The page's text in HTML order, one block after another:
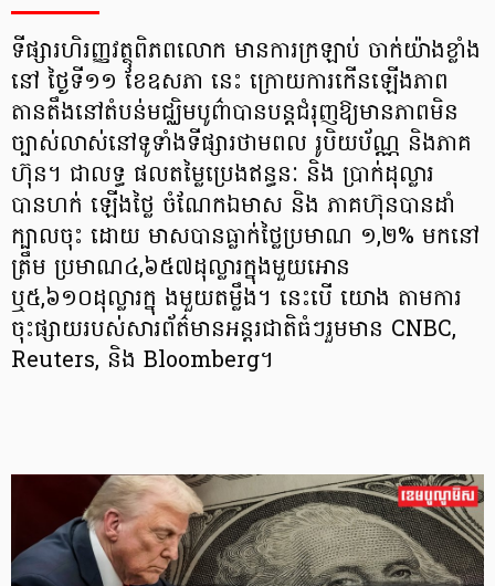
ទីផ្សារហិរញ្ញវត្ថុពិភពលោក មានការក្រឡាប់ ចាក់យ៉ាងខ្លាំង
នៅ ថ្ងៃទី១១ ខែឧសភា នេះ ក្រោយការកើនឡើងភាព
តានតឹងនៅតំបន់មជ្ឈិមបូព៌ាបានបន្តជំរុញឱ្យមានភាពមិន
ច្បាស់លាស់នៅទូទាំងទីផ្សារថាមពល រូបិយប័ណ្ណ និងភាគ
ហ៊ុន។ ជាលទ្ធ ផលតម្លៃប្រេងឥន្ធនៈ និង ប្រាក់ដុល្លារ
បានហក់ ឡើងថ្លៃ ចំណែកឯមាស និង ភាគហ៊ុនបានដាំ
ក្បាលចុះ ដោយ មាសបានធ្លាក់ថ្លៃប្រមាណ ១,២% មកនៅ
ត្រឹម ប្រមាណ៤,៦៥៧ដុល្លារក្នុងមួយអោន
ឬ៥,៦១០ដុល្លារក្នុ ងមួយតម្លឹង។ នេះបើ យោង តាមការ
ចុះផ្សាយរបស់សារព័ត៌មានអន្តរជាតិធំៗរួមមាន CNBC,
Reuters, និង Bloomberg។